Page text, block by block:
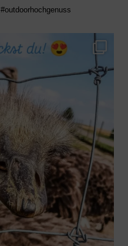
#outdoorhochgenuss